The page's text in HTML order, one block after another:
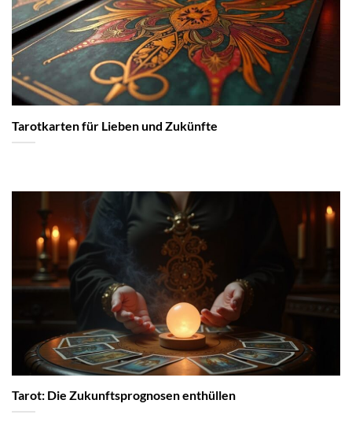
Tarotkarten für Lieben und Zukünfte
Tarot: Die Zukunftsprognosen enthüllen